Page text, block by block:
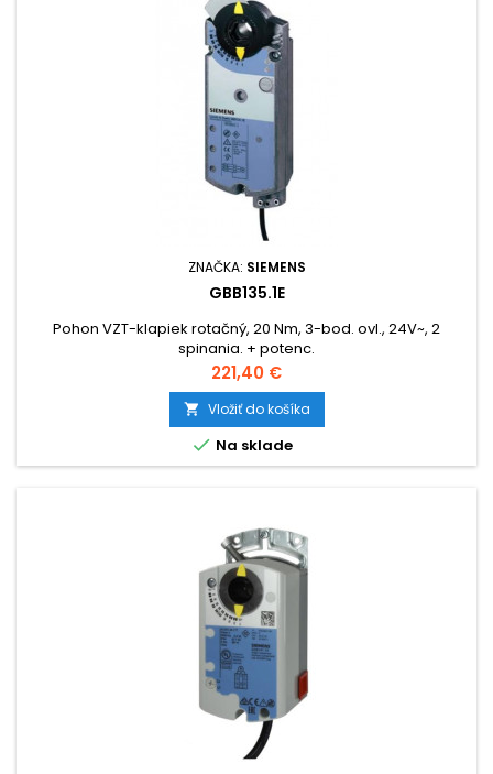
ZNAČKA: SIEMENS
GBB135.1E
Pohon VZT-klapiek rotačný, 20 Nm, 3-bod. ovl., 24V~, 2
spinania. + potenc.
Cena
221,40 €
 Vložiť do košíka
 Na sklade